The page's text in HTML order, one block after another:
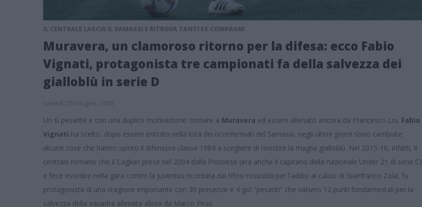
IL CENTRALE LASCIA IL SAMASSI E RITROVA TANTI EX COMPAGNI
Muravera, un clamoroso ritorno per la difesa: ecco Fabio
Vignati, protagonista tre campionati fa della salvezza dei
gialloblù in serie D
Lunedì, 25 Giugno, 2018
Un sì pesante e con una duplice motivazione: tornare a Muravera ed essere allenato ancora da Francesco Loi. Fabio
Vignati ha scelto, dopo essere entrato nella lista dei riconfermati del Samassi, negli ultimi giorni sono cambiate
alcune cose che hanno spinto il difensore classe 1984 a scegliere di rivestire la maglia gialloblù. Nel 2015-16, infatti, il
centrale romano che il Cagliari prese nel 2004 dalla Pistoiese (era anche il capitano della nazionale Under 21 di serie C)
e fece esordire nella gara contro la Juventus ricordata dai tifosi rossoblù per l'addio al calcio di Gianfranco Zola, fu
protagonista di una stagione importante con 30 presenze e 4 gol "pesanti" che valsero 12 punti fondamentali per la
salvezza della squadra allenata allora da Marco Piras.